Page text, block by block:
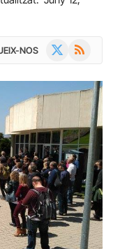
NOS RSS